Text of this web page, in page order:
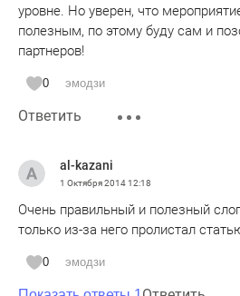
уровне. Но уверен, что
полезным, по этому буду сам и
партнеров!
0 эмодзи
Ответить
al-kazani
1 Октября 201412:18
Очень правильный и полезный
только из-за него пролистал
0 эмодзи